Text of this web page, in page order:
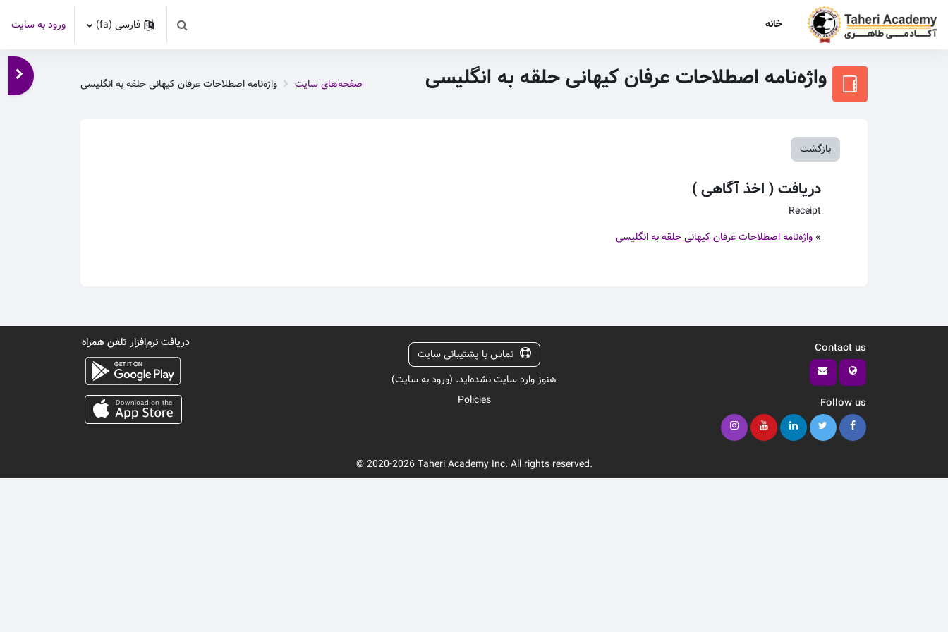
خانه
Toggle search input
فارسی ‎(fa)‎ ورود به سایت
واژه‌نامه اصطلاحات عرفان کیهانی حلقه به انگلیسی صفحه‌های سایت واژه‌نامه اصطلاحات عرفان کیهانی حلقه به انگلیسی
باز
بازگشت
دریافت ( اخذ آگاهی )
Receipt
» واژه‌نامه اصطلاحات عرفان کیهانی حلقه به انگلیسی
Contact us
Follow us
تماس با پشتیبانی سایت
هنوز وارد سایت نشده‌اید. (ورود به سایت)
Policies
دریافت نرم‌افزار تلفن همراه
© 2020-2026 Taheri Academy Inc. All rights reserved.